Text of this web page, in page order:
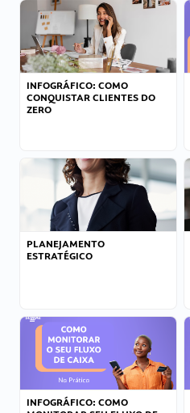
INFOGRÁFICO: COMO
CONQUISTAR CLIENTES DO
ZERO
PLANEJAMENTO
ESTRATÉGICO
INFOGRÁFICO: COMO